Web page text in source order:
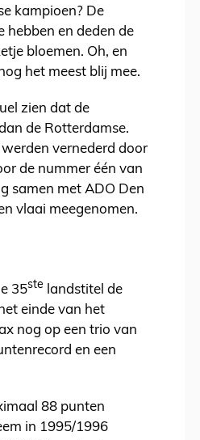
kampioen? De
hebben en deden de
bloemen. Oh, en
het meest blij mee.
zien dat de
de Rotterdamse.
vernederd door
de nummer één van
samen met ADO Den
vlaai meegenomen.
35ste landstitel de
einde van het
nog op een trio van
en een
88 punten
in 1995/1996